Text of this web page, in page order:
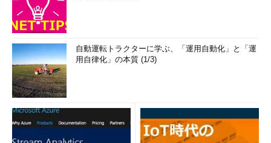
自動運転トラクターに学ぶ、「運用自動化」と「運
用自律化」の本質 (1/3)